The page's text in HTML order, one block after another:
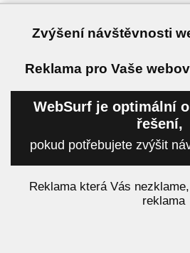
Zvýšení návštěvnosti
Reklama pro Vaše
WebSurf je optimální
řešení,
pokud potřebujete zvýšit
Reklama která Vás
reklama